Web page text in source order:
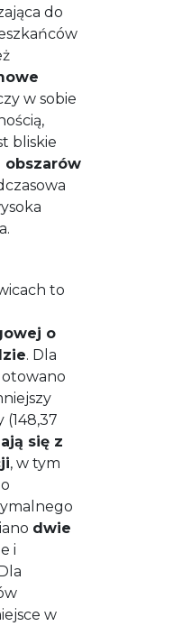
do
w sobie
bliskie
obszarów
to
o
. Dla
(148,37
się z
, w tym
dwie
i
w